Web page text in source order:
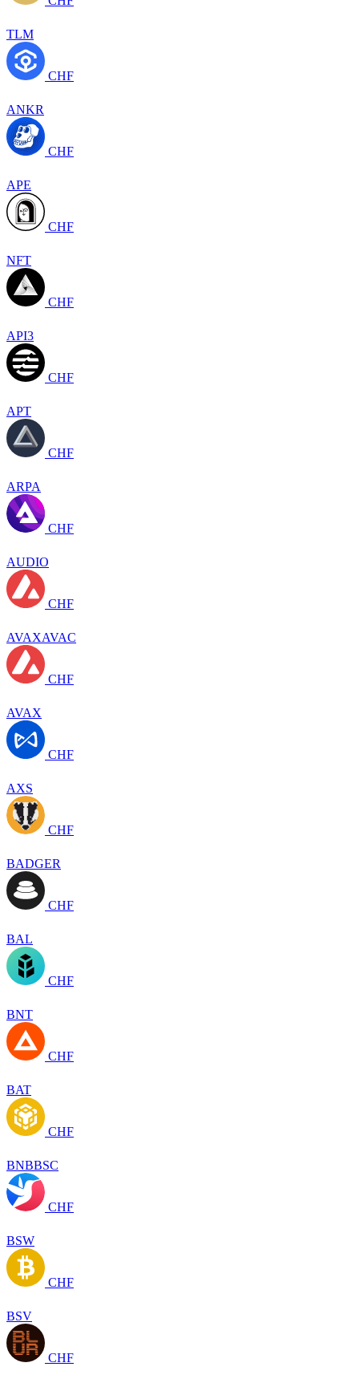
TLM
CHF
ANKR
CHF
APE
CHF
NFT
CHF
API3
CHF
APT
CHF
ARPA
CHF
AUDIO
CHF
AVAXAVAC
CHF
AVAX
CHF
AXS
CHF
BADGER
CHF
BAL
CHF
BNT
CHF
BAT
CHF
BNBBSC
CHF
BSW
CHF
BSV
CHF